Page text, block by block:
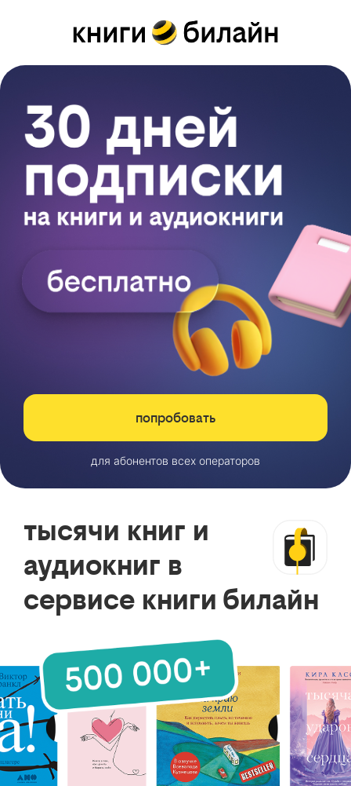
попробовать
для абонентов всех операторов
тысячи книг и
аудиокниг в
сервисе книги билайн